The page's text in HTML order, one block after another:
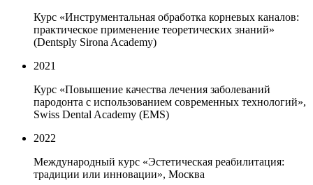
Курс «Инструментальная обработка корневых каналов:
практическое применение теоретических знаний»
(Dentsply Sirona Academy)
2021
Курс «Повышение качества лечения заболеваний
пародонта с использованием современных технологий»,
Swiss Dental Academy (EMS)
2022
Международный курс «Эстетическая реабилитация:
традиции или инновации», Москва